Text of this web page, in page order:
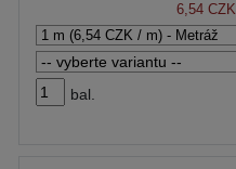
6,54 CZK
bal.